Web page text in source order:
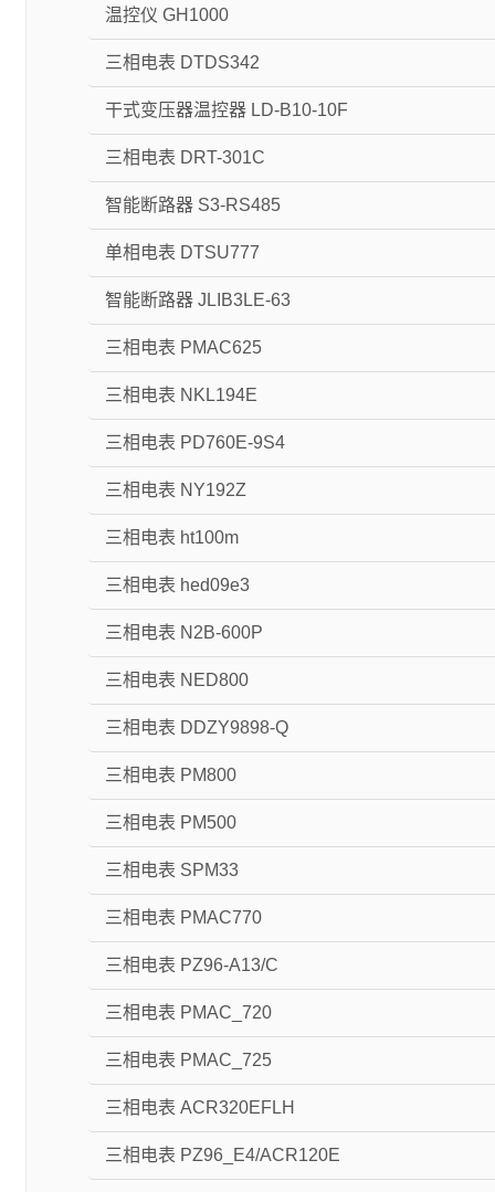
温控仪 GH1000
三相电表 DTDS342
干式变压器温控器 LD-B10-10F
三相电表 DRT-301C
智能断路器 S3-RS485
单相电表 DTSU777
智能断路器 JLIB3LE-63
三相电表 PMAC625
三相电表 NKL194E
三相电表 PD760E-9S4
三相电表 NY192Z
三相电表 ht100m
三相电表 hed09e3
三相电表 N2B-600P
三相电表 NED800
三相电表 DDZY9898-Q
三相电表 PM800
三相电表 PM500
三相电表 SPM33
三相电表 PMAC770
三相电表 PZ96-A13/C
三相电表 PMAC_720
三相电表 PMAC_725
三相电表 ACR320EFLH
三相电表 PZ96_E4/ACR120E